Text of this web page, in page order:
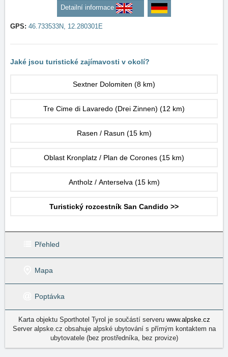
Detailní informace
GPS: 46.733533N, 12.280301E
Jaké jsou turistické zajímavosti v okolí?
Sextner Dolomiten (8 km)
Tre Cime di Lavaredo (Drei Zinnen) (12 km)
Rasen / Rasun (15 km)
Oblast Kronplatz / Plan de Corones (15 km)
Antholz / Anterselva (15 km)
Turistický rozcestník San Candido >>
Přehled
Mapa
Poptávka
Karta objektu Sporthotel Tyrol je součástí serveru www.alpske.cz
Server alpske.cz obsahuje alpské ubytování s přímým kontaktem na
ubytovatele (bez prostředníka, bez provize)